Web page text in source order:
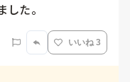
た。
いいね 3